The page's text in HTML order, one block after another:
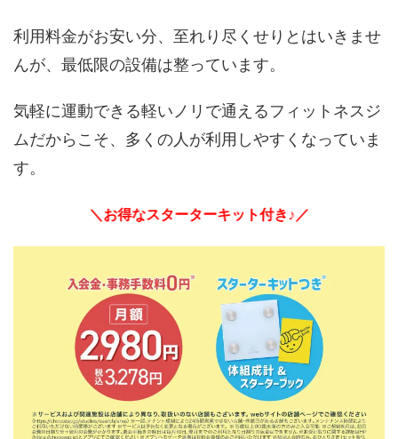
利用料金がお安い分、至れり尽くせりとはいきませ
んが、最低限の設備は整っています。
気軽に運動できる軽いノリで通えるフィットネスジ
ムだからこそ、多くの人が利用しやすくなっていま
す。
＼お得なスターターキット付き♪／